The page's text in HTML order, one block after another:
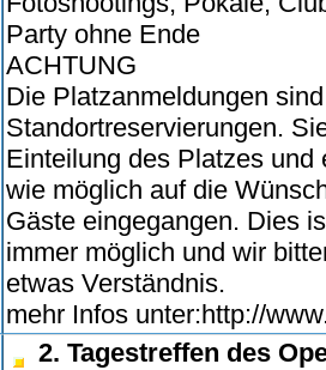
Party ohne Ende
ACHTUNG
Die Platzanmeldungen
Standortreservierungen.
Einteilung des Platzes und
wie möglich auf die
Gäste eingegangen. Dies
immer möglich und wir
etwas Verständnis.
mehr Infos unter:http://
2. Tagestreffen des